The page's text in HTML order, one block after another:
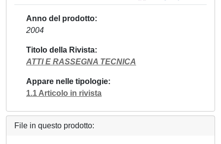
Anno del prodotto
2004
Titolo della Rivista
ATTI E RASSEGNA TECNICA
Appare nelle tipologie
1.1 Articolo in rivista
File in questo prodotto: